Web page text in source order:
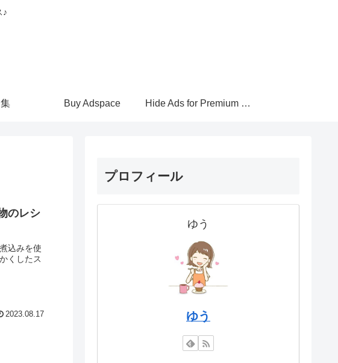
♪
Buy Adspace Hide Ads for Premium Members
のレシ
込みを使
くしたス
2023.08.17
プロフィール
ゆう
ゆう